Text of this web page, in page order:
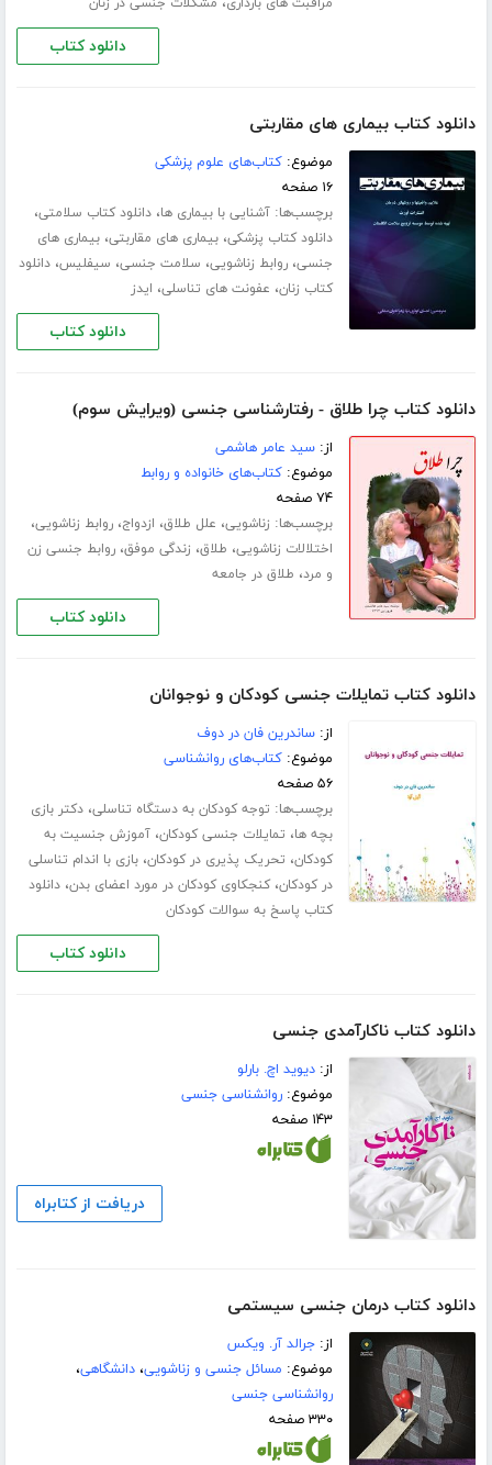
مراقبت های بارداری مشکلات جنسی در زنان
دانلود کتاب
دانلود کتاب بیماری های مقاربتی
موضوع:کتاب‌های علوم پزشکی
۱۶ صفحه
برچسب‌ها:آشنایی با بیماری ها،دانلود کتاب سلامتی،
دانلود کتاب پزشکی،بیماری های مقاربتی،بیماری های
جنسی،روابط زناشویی، سلامت جنسی، سیفلیس،دانلود
کتاب زنان، عفونت های تناسلی، ایدز
دانلود کتاب
دانلود کتاب چرا طلاق - رفتارشناسی جنسی (ویرایش سوم)
از:سید عامر هاشمی
موضوع:کتاب‌های خانواده و روابط
۷۴ صفحه
برچسب‌ها: زناشویی، علل طلاق، ازدواج،روابط زناشویی،
اختلالات زناشویی، طلاق، زندگی موفق،روابط جنسی زن
و مرد، طلاق در جامعه
دانلود کتاب
دانلود کتاب تمایلات جنسی کودکان و نوجوانان
از:ساندرین فان در دوف
موضوع:کتاب‌های روانشناسی
۵۶ صفحه
برچسب‌ها: توجه کودکان به دستگاه تناسلی،دکتر بازی
بچه ها، تمایلات جنسی کودکان،آموزش جنسیت به
کودکان، تحریک پذیری در کودکان،بازی با اندام تناسلی
در کودکان،کنجکاوی کودکان در مورد اعضای بدن،دانلود
کتاب پاسخ به سوالات کودکان
دانلود کتاب
دانلود کتاب ناکارآمدی جنسی
از:دیوید اچ. بارلو
موضوع:روانشناسی جنسی
۱۴۳ صفحه
دریافت از کتابراه
دانلود کتاب درمان جنسی سیستمی
از:جرالد آر. ویکس
موضوع: مسائل جنسی و زناشویی،دانشگاهی،
روانشناسی جنسی
۳۳۰ صفحه